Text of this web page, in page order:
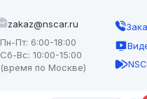
zakaz@nscar.ru
Пн-Пт: 6:00-18:00
Сб-Вс: 10:00-15:00
(время по Москве)